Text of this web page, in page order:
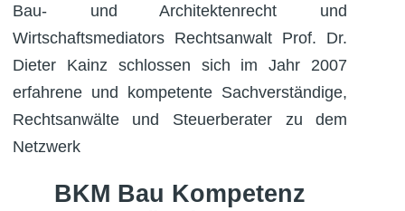
Bau- und Architektenrecht und
Wirtschaftsmediators Rechtsanwalt Prof. Dr.
Dieter Kainz schlossen sich im Jahr 2007
erfahrene und kompetente Sachverständige,
Rechtsanwälte und Steuerberater zu dem
Netzwerk
BKM Bau Kompetenz